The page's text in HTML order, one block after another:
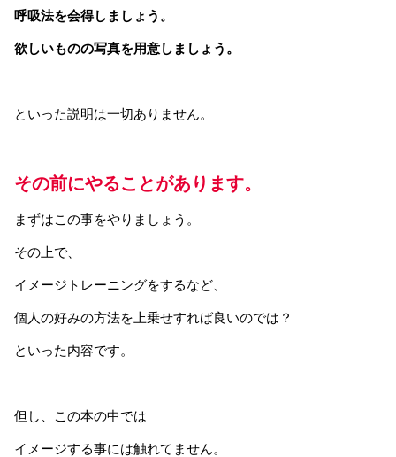
呼吸法を会得しましょう。
欲しいものの写真を用意しましょう。
といった説明は一切ありません。
その前にやることがあります。
まずはこの事をやりましょう。
その上で、
イメージトレーニングをするなど、
個人の好みの方法を上乗せすれば良いのでは？
といった内容です。
但し、この本の中では
イメージする事には触れてません。